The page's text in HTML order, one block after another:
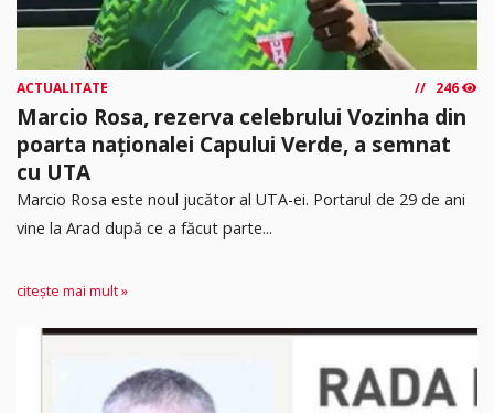
ACTUALITATE 246
Marcio Rosa, rezerva celebrului Vozinha din
poarta naționalei Capului Verde, a semnat
cu UTA
Marcio Rosa este noul jucător al UTA-ei. Portarul de 29 de ani
vine la Arad după ce a făcut parte...
citește mai mult »